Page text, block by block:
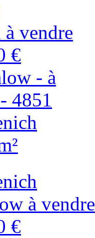
vendre
€
à vendre
€